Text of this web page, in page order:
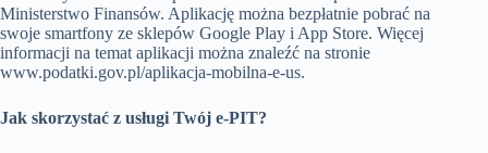
Ministerstwo Finansów. Aplikację można bezpłatnie pobrać na
swoje smartfony ze sklepów Google Play i App Store. Więcej
informacji na temat aplikacji można znaleźć na stronie
www.podatki.gov.pl/aplikacja-mobilna-e-us.
Jak skorzystać z usługi Twój e-PIT?